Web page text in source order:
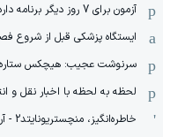
آزمون برای 7 روز دیگر برنامه دارد! (عکس)
ایستگاه پزشکی قبل از شروع
سرنوشت عجیب: هیچکس ستاره
لحظه به لحظه با اخبار نقل و
خاطره‌انگیز، منچستریونایتد2 - آرسنال 0